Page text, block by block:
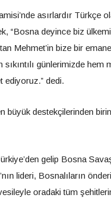
asırlardır Türkçe
“Bosna deyince biz
Mehmet’in bize bir
günlerimizde
ediyoruz.” dedi.
büyük destekçilerinden
gelip Bosna
lideri, Bosnalıların
oradaki tüm